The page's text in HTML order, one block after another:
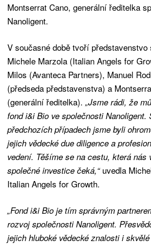
Montserrat Cano, generální ředitelka
Nanoligent.
V současné době tvoří představenstvo
Michele Marzola (Italian Angels for
Milos (Avanteca Partners), Manuel
(předseda představenstva) a
(generální ředitelka). „Jsme rádi, že
fond i&i Bio ve společnosti Nanoligent.
předchozích případech jsme byli
jejich vědecké due diligence a
vedení. Těšíme se na cestu, která nás
společné investice čeká,“uvedla
Italian Angels for Growth.
„Fond i&i Bio je tím správným
rozvoj společnosti Nanoligent.
jejich hluboké vědecké znalosti i